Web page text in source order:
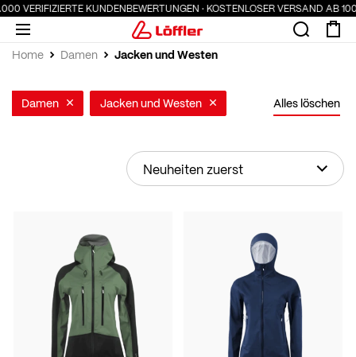
KUNDENBEWERTUNGEN · KOSTENLOSER VERSAND AB 100 € ·
Home Damen Jacken und Westen
Damen Jacken und Westen Alles löschen